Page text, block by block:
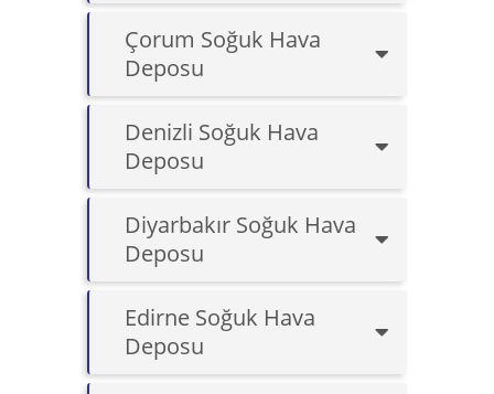
Çorum Soğuk Hava
Deposu
Denizli Soğuk Hava
Deposu
Diyarbakır Soğuk Hava
Deposu
Edirne Soğuk Hava
Deposu